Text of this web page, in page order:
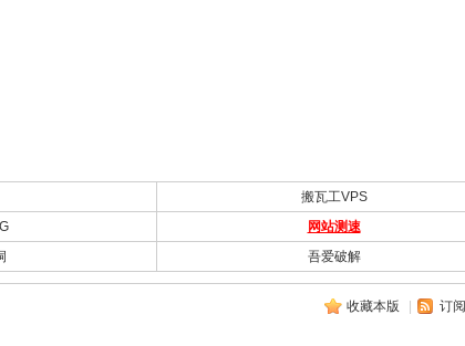
搬瓦工VPS
网站测速
吾爱破解
收藏本版 订阅